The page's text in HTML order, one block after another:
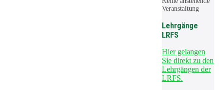
Veranstaltung
Lehrgänge
LRFS
Hier gelangen
Sie direkt zu den
Lehrgängen der
LRFS.